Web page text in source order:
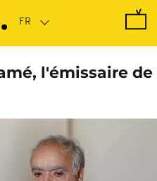
l'émissaire de